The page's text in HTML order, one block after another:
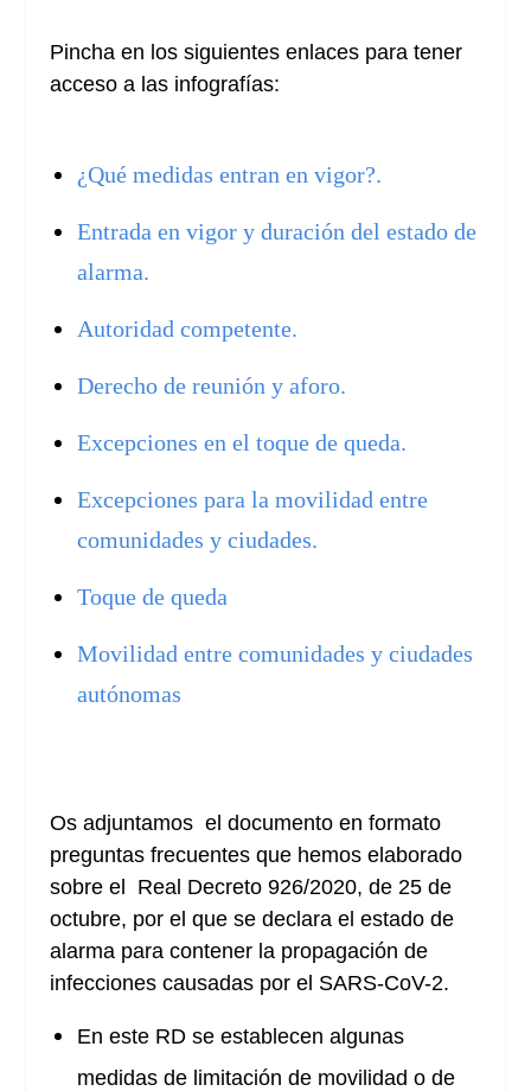
Pincha en los siguientes enlaces para tener
acceso a las infografías:
¿Qué medidas entran en vigor?.
Entrada en vigor y duración del estado de
alarma.
Autoridad competente.
Derecho de reunión y aforo.
Excepciones en el toque de queda.
Excepciones para la movilidad entre
comunidades y ciudades.
Toque de queda
Movilidad entre comunidades y ciudades
autónomas
Os adjuntamos el documento en formato
preguntas frecuentes que hemos elaborado
sobre el Real Decreto 926/2020, de 25 de
octubre, por el que se declara el estado de
alarma para contener la propagación de
infecciones causadas por el SARS-CoV-2.
En este RD se establecen algunas
medidas de limitación de movilidad o de